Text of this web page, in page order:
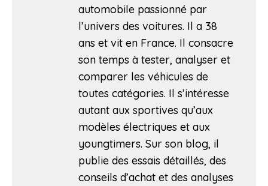
automobile passionné par
l’univers des voitures. Il a 38
ans et vit en France. Il consacre
son temps à tester, analyser et
comparer les véhicules de
toutes catégories. Il s’intéresse
autant aux sportives qu’aux
modèles électriques et aux
youngtimers. Sur son blog, il
publie des essais détaillés, des
conseils d’achat et des analyses